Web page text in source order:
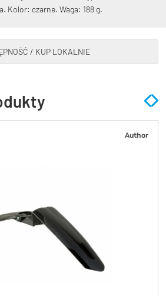
89,00 zł*
Kolor: czarne. Waga: 188 g.
/ KUP LOKALNIE
Author